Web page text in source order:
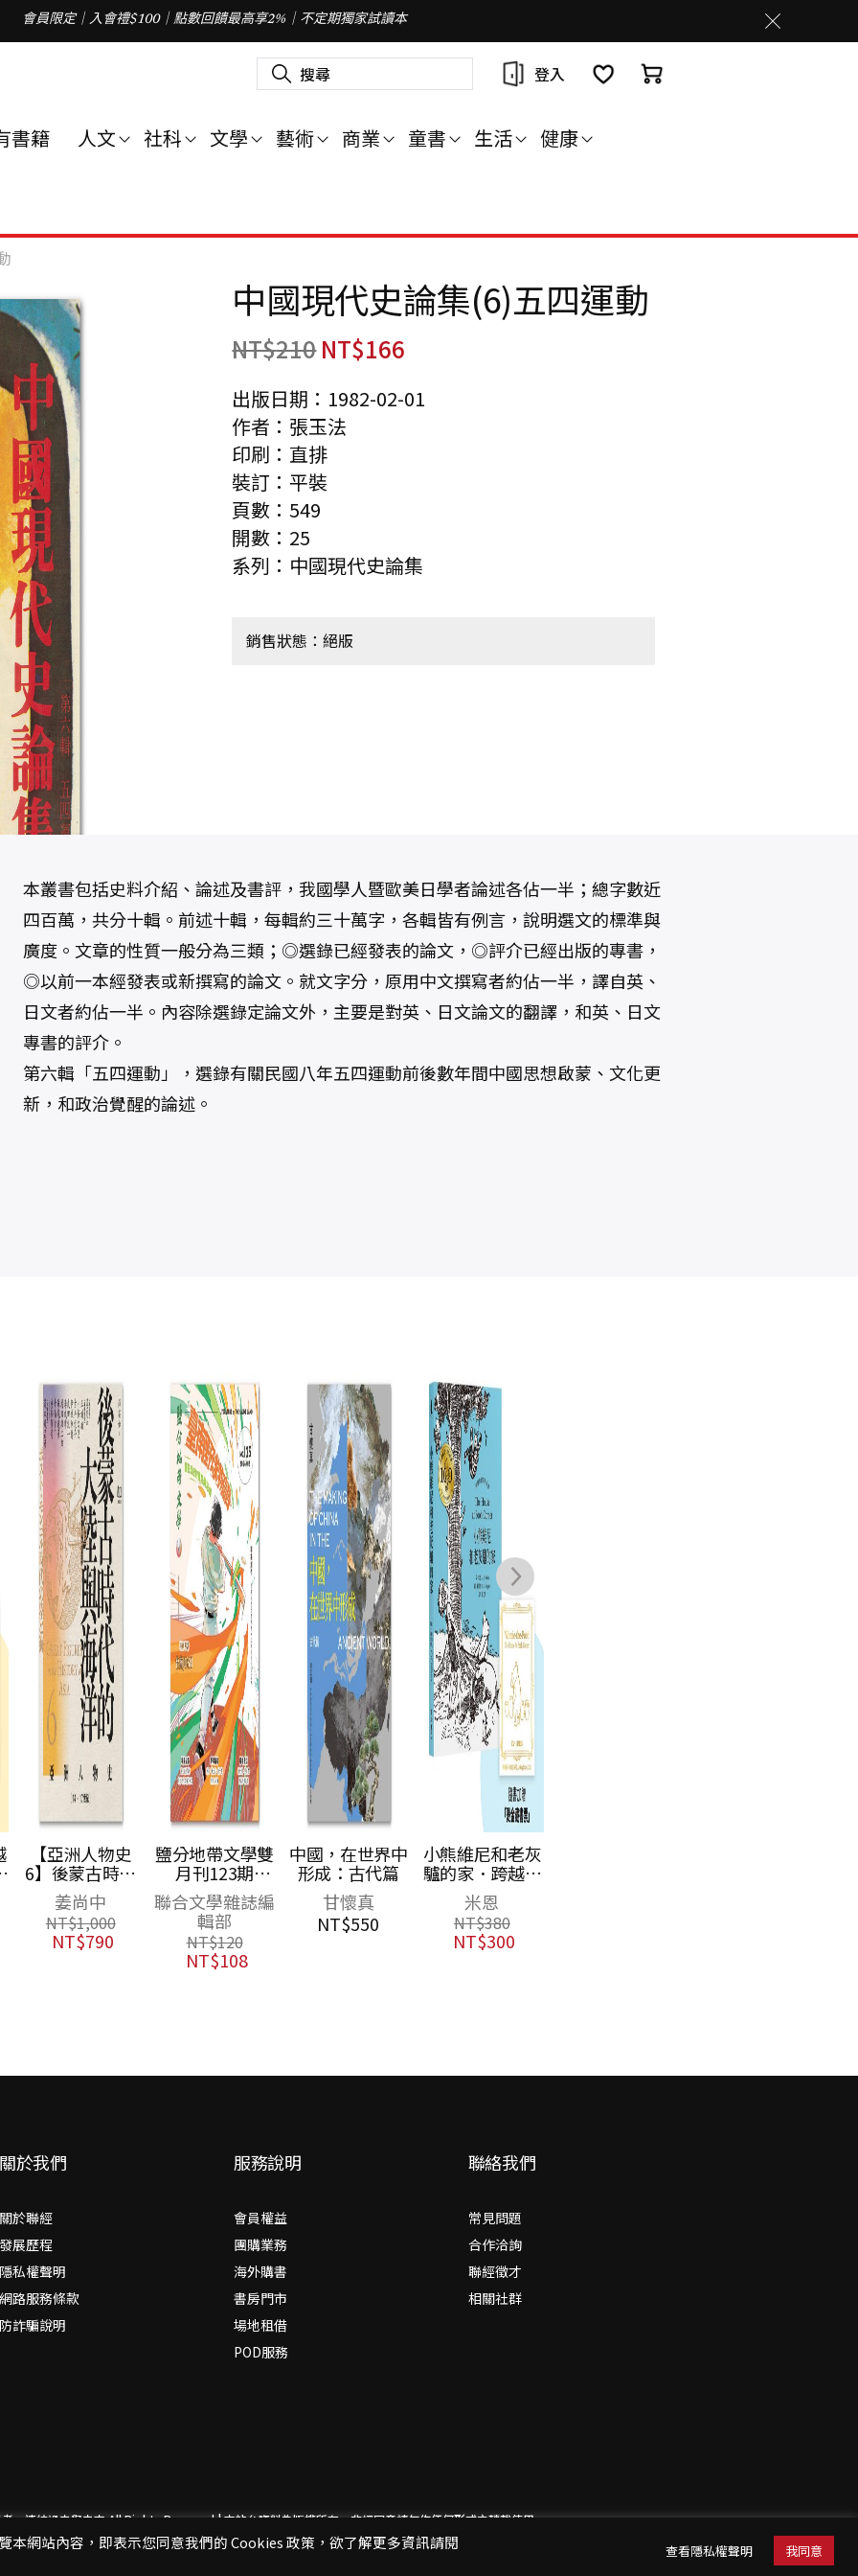
會員限定｜入會禮$100｜點數回饋最高享2%｜不定期獨家試讀本
搜
尋
字
登入
書籍 人文 社科 文學 藝術 商業 童書 生活 健康
中國現代史論集(6)五四運動
NT$210NT$166
出版日期：1982-02-01
作者：張玉法
印刷：直排
裝訂：平裝
頁數：549
開數：25
系列：中國現代史論集
銷售狀態：絕版
本叢書包括史料介紹、論述及書評，我國學人暨歐美日學者論述各佔一半；總字數近
四百萬，共分十輯。前述十輯，每輯約三十萬字，各輯皆有例言，說明選文的標準與
廣度。文章的性質一般分為三類；◎選錄已經發表的論文，◎評介已經出版的專書，
◎以前一本經發表或新撰寫的論文。就文字分，原用中文撰寫者約佔一半，譯自英、
日文者約佔一半。內容除選錄定論文外，主要是對英、日文論文的翻譯，和英、日文
專書的評介。
第六輯「五四運動」，選錄有關民國八年五四運動前後數年間中國思想啟蒙、文化更
新，和政治覺醒的論述。
【亞洲人物史
6】後蒙古時代
的大陸與海洋
〔14—17世紀〕
姜尚中
NT$1,000
NT$790
鹽分地帶文學雙
月刊123期
2026/8月號（臺
南野球物語）
聯合文學雜誌編
輯部
NT$120
NT$108
中國，在世界中
形成：古代篇
甘懷真
NT$550
小熊維尼和老灰
驢的家．跨越世
紀經典原著 百年
紀念版（首刷加
贈【限量燙金藏
書票】）
米恩
NT$380
NT$300
於我們
於聯經
展歷程
私權聲明
路服務條款
詐騙說明
服務說明
會員權益
團購業務
海外購書
書房門市
場地租借
POD服務
聯絡我們
常見問題
合作洽詢
聯經徵才
相關社群
，連結過去與未來All Rights Reserved | 本站台資料為版權所有，非經同意請勿作任何形式之轉載使用
網站內容，即表示您同意我們的 Cookies 政策，欲了解更多資訊請閱 查看隱私權聲明 我同意